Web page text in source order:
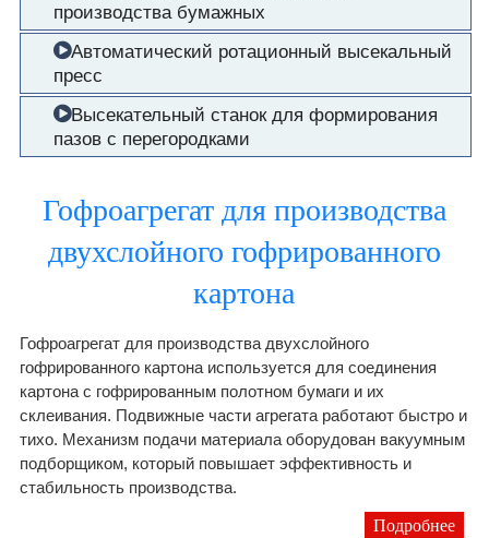
производства бумажных
Автоматический ротационный высекальный
пресс
Высекательный станок для формирования
пазов с перегородками
Гофроагрегат для производства
двухслойного гофрированного
картона
Гофроагрегат для производства двухслойного
гофрированного картона используется для соединения
картона с гофрированным полотном бумаги и их
склеивания. Подвижные части агрегата работают быстро и
тихо. Механизм подачи материала оборудован вакуумным
подборщиком, который повышает эффективность и
стабильность производства.
Подробнее